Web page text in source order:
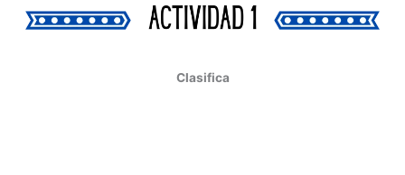
Clasifica